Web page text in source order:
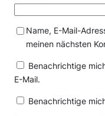
Name, E-Mail-
meinen nächsten
Benachrichtige
E-Mail.
Benachrichtige